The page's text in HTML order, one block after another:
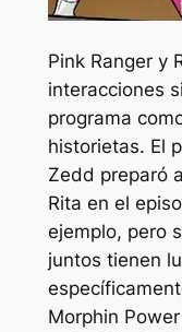
Pink Ranger y
interacciones
programa
historietas. El
Zedd preparó
Rita en el
ejemplo, pero
juntos tienen
Morphin